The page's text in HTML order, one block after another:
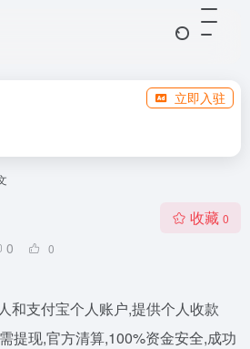
立即入驻
0 0
收藏 0
和支付宝个人账户,提供个人收款
提现,官方清算,100%资金安全,成功